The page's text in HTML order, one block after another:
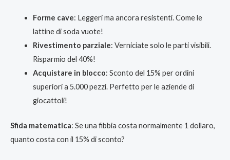
Forme cave: Leggeri ma ancora resistenti. Come le
lattine di soda vuote!
Rivestimento parziale: Verniciate solo le parti visibili.
Risparmio del 40%!
Acquistare in blocco: Sconto del 15% per ordini
superiori a 5.000 pezzi. Perfetto per le aziende di
giocattoli!
Sfida matematica: Se una fibbia costa normalmente 1 dollaro,
quanto costa con il 15% di sconto?